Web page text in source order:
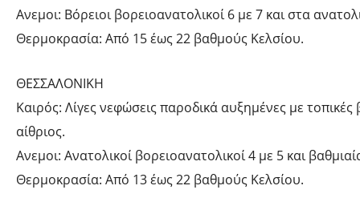
Ανεμοι: Βόρειοι βορειοανατολικoί 6 με 7 και στα
Θερμοκρασία: Από 15 έως 22 βαθμούς Κελσίου.
ΘΕΣΣΑΛΟΝΙΚΗ
Καιρός: Λίγες νεφώσεις παροδικά αυξημένες με
αίθριος.
Ανεμοι: Ανατολικοί βορειοανατολικοί 4 με 5 και
Θερμοκρασία: Από 13 έως 22 βαθμούς Κελσίου.